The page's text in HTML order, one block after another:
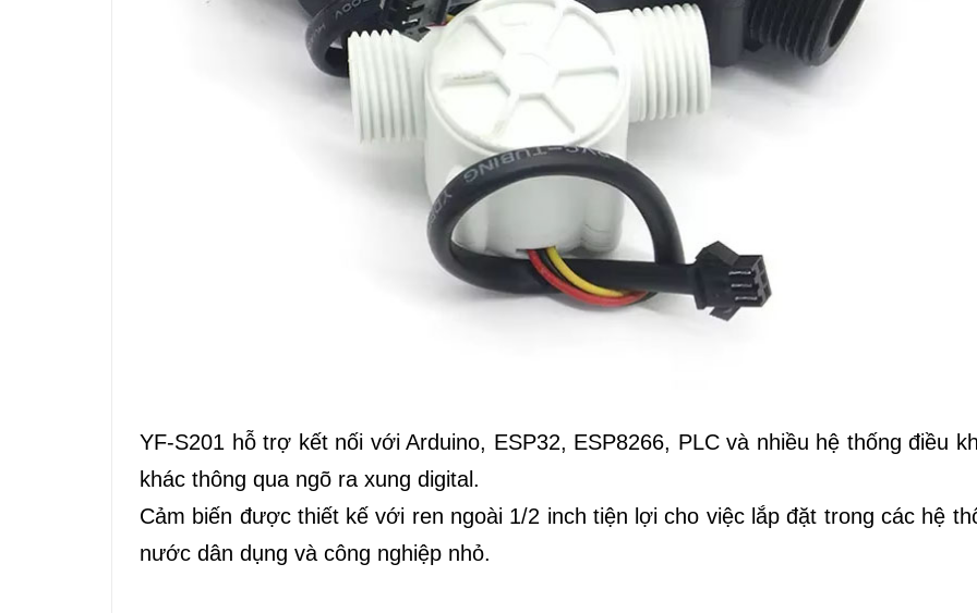
YF-S201 hỗ trợ kết nối với Arduino, ESP32, ESP8266, PLC và nhiều hệ thống điều
khác thông qua ngõ ra xung digital.
Cảm biến được thiết kế với ren ngoài 1/2 inch tiện lợi cho việc lắp đặt trong các hệ
nước dân dụng và công nghiệp nhỏ.